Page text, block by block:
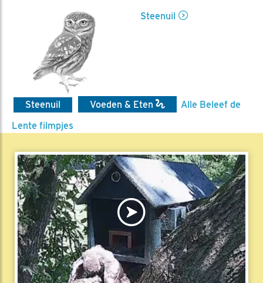
Steenuil
Steenuil Voeden & Eten
Alle Beleef de
Lente filmpjes